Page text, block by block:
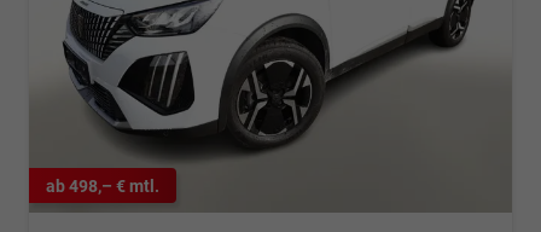
ab 498,– € mtl.